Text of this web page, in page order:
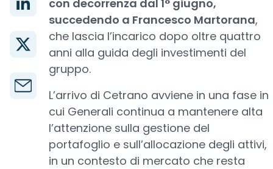
con decorrenza dal 1° giugno,
succedendo a Francesco Martorana,
che lascia l’incarico dopo oltre quattro
anni alla guida degli investimenti del
gruppo.
L’arrivo di Cetrano avviene in una fase in
cui Generali continua a mantenere alta
l’attenzione sulla gestione del
portafoglio e sull’allocazione degli attivi,
in un contesto di mercato che resta